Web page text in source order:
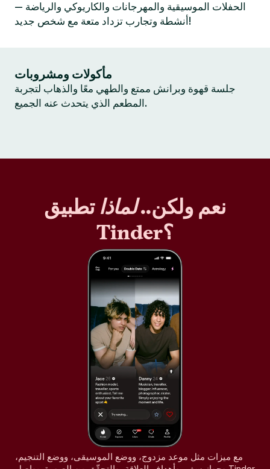
الحفلات الموسيقية والمهرجانات والكاريوكي والرياضة —
أنشطة وتجارب تزداد متعة مع شخص جديد!
مأكولات ومشروبات
جلسة قهوة وبرانش ممتع والطهي معًا والذهاب لتجربة
المطعم الذي يتحدث عنه الجميع.
نعم ولكن..لماذا تطبيق
Tinder؟
مع ميزات مثل موعد مزدوج، ووضع الموسيقى، ووضع التنجيم،